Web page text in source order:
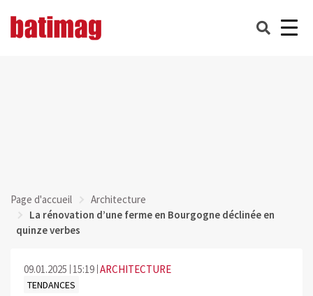
Page d'accueil
Architecture
La rénovation d’une ferme en Bourgogne déclinée en
quinze verbes
09.01.2025 15:19 ARCHITECTURE
TENDANCES